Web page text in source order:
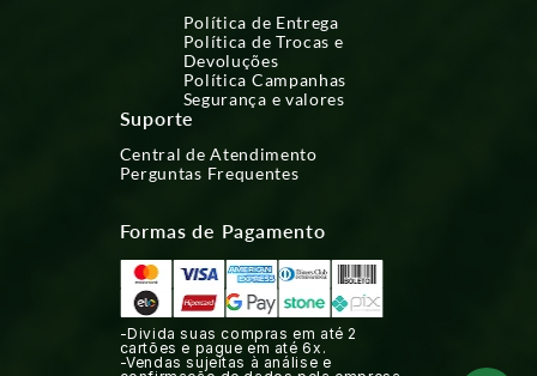
Política de Entrega
Política de Trocas e
Devoluções
Política Campanhas
Segurança e valores
Suporte
Central de Atendimento
Perguntas Frequentes
Formas de Pagamento
-Divida suas compras em até 2
cartões e pague em até 6x.
-Vendas sujeitas à análise e